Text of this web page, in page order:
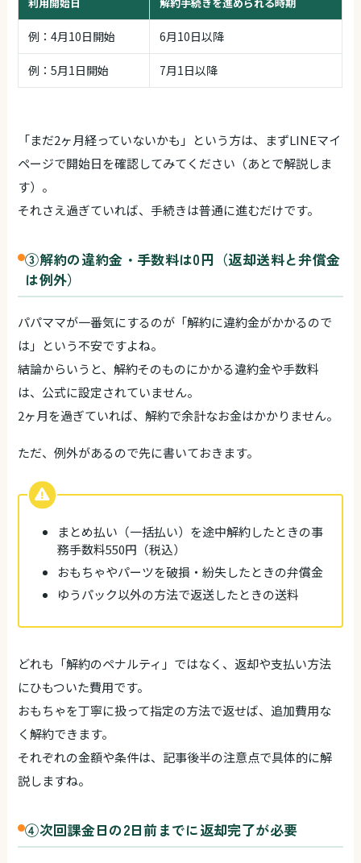
例：4月10日開始 6月10日以降
例：5月1日開始 7月1日以降
「まだ2ヶ月経っていないかも」という方は、まずLINEマイ
ページで開始日を確認してみてください（あとで解説しま
す）。
それさえ過ぎていれば、手続きは普通に進むだけです。
③解約の違約金・手数料は0円（返却送料と弁償金
は例外）
パパママが一番気にするのが「解約に違約金がかかるので
は」という不安ですよね。
結論からいうと、解約そのものにかかる違約金や手数料
は、公式に設定されていません。
2ヶ月を過ぎていれば、解約で余計なお金はかかりません。
ただ、例外があるので先に書いておきます。
まとめ払い（一括払い）を途中解約したときの事
務手数料550円（税込）
おもちゃやパーツを破損・紛失したときの弁償金
ゆうパック以外の方法で返送したときの送料
どれも「解約のペナルティ」ではなく、返却や支払い方法
にひもついた費用です。
おもちゃを丁寧に扱って指定の方法で返せば、追加費用な
く解約できます。
それぞれの金額や条件は、記事後半の注意点で具体的に解
説しますね。
④次回課金日の2日前までに返却完了が必要